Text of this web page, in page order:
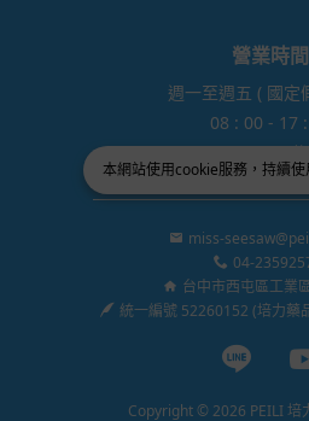
本網站使用cookie服務，持續使
營業時間
週一至週五 ( 國定
08 : 00 - 17
12:00 - 13:00
miss-
04-
台中市西屯區工業
統一編號 52260152 (培力藥
Line
Copyright © 2026 PEILI 培